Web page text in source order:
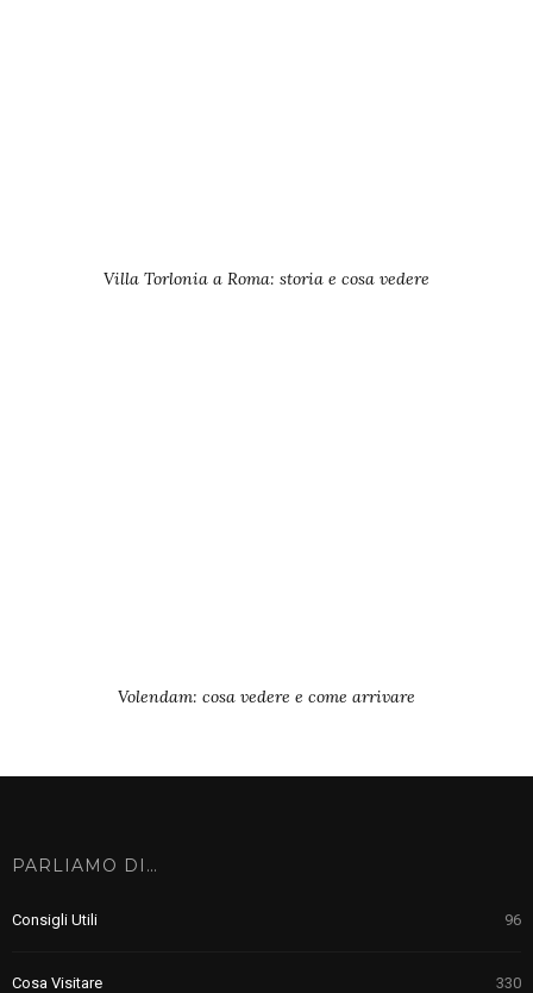
Villa Torlonia a Roma: storia e cosa vedere
Volendam: cosa vedere e come arrivare
PARLIAMO DI…
Consigli Utili 96
Cosa Visitare 330